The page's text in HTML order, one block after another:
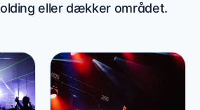
eller dækker området.